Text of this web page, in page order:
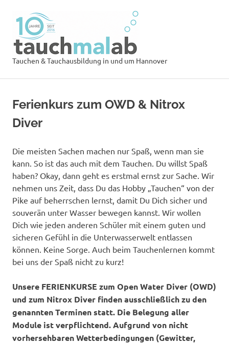
Inhalt
springen
Tauchen & Tauchausbildung in und um Hannover
Ferienkurs zum OWD & Nitrox
Diver
Die meisten Sachen machen nur Spaß, wenn man sie
kann. So ist das auch mit dem Tauchen. Du willst Spaß
haben? Okay, dann geht es erstmal ernst zur Sache. Wir
nehmen uns Zeit, dass Du das Hobby „Tauchen“ von der
Pike auf beherrschen lernst, damit Du Dich sicher und
souverän unter Wasser bewegen kannst. Wir wollen
Dich wie jeden anderen Schüler mit einem guten und
sicheren Gefühl in die Unterwasserwelt entlassen
können. Keine Sorge. Auch beim Tauchenlernen kommt
bei uns der Spaß nicht zu kurz!
Unsere FERIENKURSE zum Open Water Diver (OWD)
und zum Nitrox Diver finden ausschließlich zu den
genannten Terminen statt. Die Belegung aller
Module ist verpflichtend. Aufgrund von nicht
vorhersehbaren Wetterbedingungen (Gewitter,